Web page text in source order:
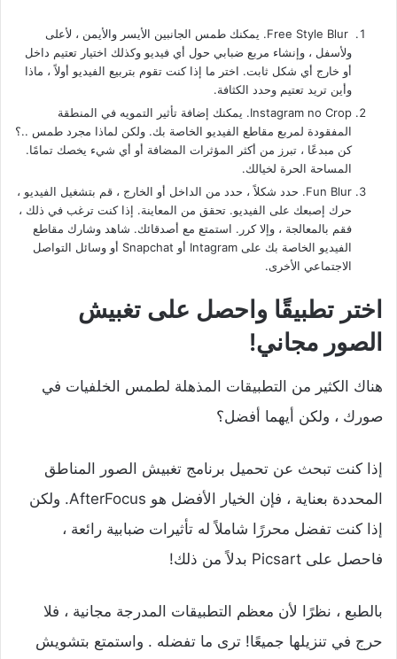
Free Style Blur. يمكنك طمس الجانبين الأيسر والأيمن ، لأعلى
ولأسفل ، وإنشاء مربع ضبابي حول أي فيديو وكذلك اختيار تعتيم داخل
أو خارج أي شكل ثابت. اختر ما إذا كنت تقوم بتربيع الفيديو أولاً ، ماذا
وأين تريد تعتيم وحدد الكثافة.
Instagram no Crop. يمكنك إضافة تأثير التمويه في المنطقة
المفقودة لمربع مقاطع الفيديو الخاصة بك. ولكن لماذا مجرد طمس ..؟
كن مبدعًا ، تبرز من أكثر المؤثرات المضافة أو أي شيء يخصك تمامًا.
المساحة الحرة لخيالك.
Fun Blur. حدد شكلاً ، حدد من الداخل أو الخارج ، قم بتشغيل الفيديو ،
حرك إصبعك على الفيديو. تحقق من المعاينة. إذا كنت ترغب في ذلك ،
فقم بالمعالجة ، وإلا كرر. استمتع مع أصدقائك. شاهد وشارك مقاطع
الفيديو الخاصة بك على Intagram أو Snapchat أو وسائل التواصل
الاجتماعي الأخرى.
اختر تطبيقًا واحصل على تغبيش
الصور مجاني!
هناك الكثير من التطبيقات المذهلة لطمس الخلفيات في
صورك ، ولكن أيهما أفضل؟
إذا كنت تبحث عن تحميل برنامج تغبيش الصور المناطق
المحددة بعناية ، فإن الخيار الأفضل هو AfterFocus. ولكن
إذا كنت تفضل محررًا شاملاً له تأثيرات ضبابية رائعة ،
فاحصل على Picsart بدلاً من ذلك!
بالطبع ، نظرًا لأن معظم التطبيقات المدرجة مجانية ، فلا
حرج في تنزيلها جميعًا! ترى ما تفضله . واستمتع بتشويش